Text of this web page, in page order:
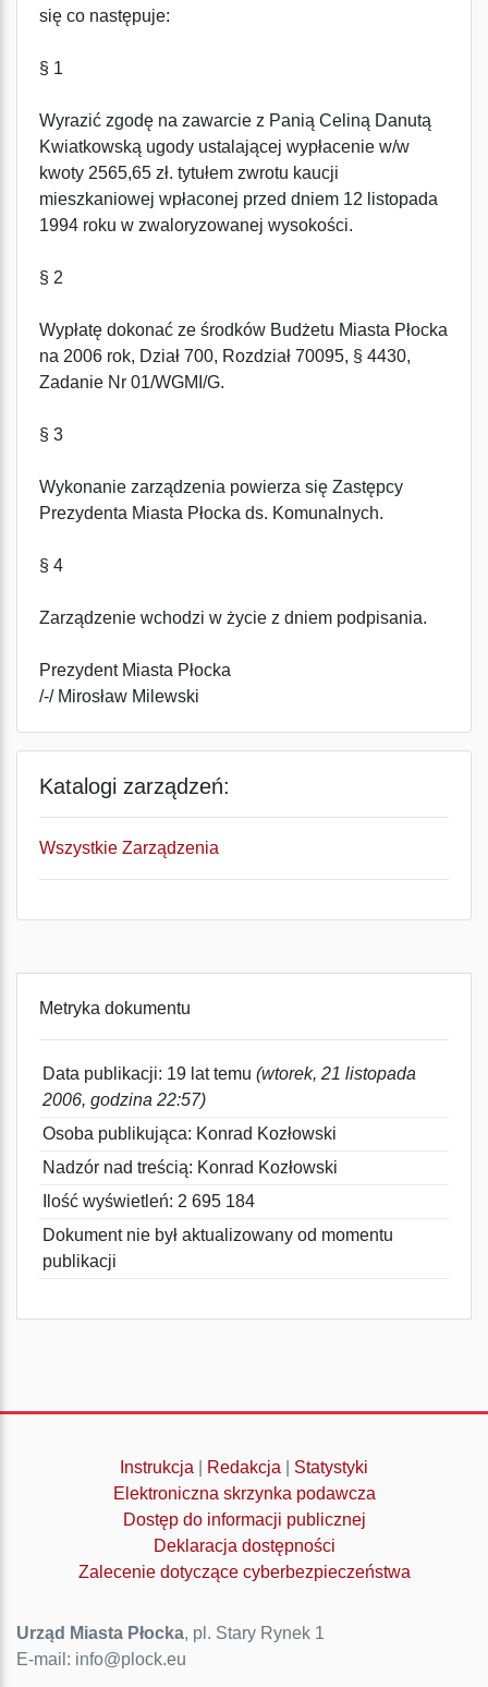
się co następuje:
§ 1
Wyrazić zgodę na zawarcie z Panią Celiną Danutą
Kwiatkowską ugody ustalającej wypłacenie w/w
kwoty 2565,65 zł. tytułem zwrotu kaucji
mieszkaniowej wpłaconej przed dniem 12 listopada
1994 roku w zwaloryzowanej wysokości.
§ 2
Wypłatę dokonać ze środków Budżetu Miasta Płocka
na 2006 rok, Dział 700, Rozdział 70095, § 4430,
Zadanie Nr 01/WGMI/G.
§ 3
Wykonanie zarządzenia powierza się Zastępcy
Prezydenta Miasta Płocka ds. Komunalnych.
§ 4
Zarządzenie wchodzi w życie z dniem podpisania.
Prezydent Miasta Płocka
/-/ Mirosław Milewski
Katalogi zarządzeń:
Wszystkie Zarządzenia
Metryka dokumentu
Data publikacji: 19 lat temu (wtorek, 21 listopada
2006, godzina 22:57)
Osoba publikująca: Konrad Kozłowski
Nadzór nad treścią: Konrad Kozłowski
Ilość wyświetleń: 2 695 184
Dokument nie był aktualizowany od momentu
publikacji
Instrukcja Redakcja
Statystyki
Elektroniczna skrzynka podawcza
Dostęp do informacji publicznej
Deklaracja dostępności
Zalecenie dotyczące cyberbezpieczeństwa
Urząd Miasta Płocka, pl. Stary Rynek 1
E-mail: info@plock.eu